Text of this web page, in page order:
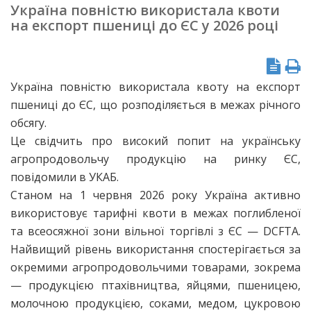
Україна повністю використала квоти
на експорт пшениці до ЄС у 2026 році
Україна повністю використала квоту на експорт
пшениці до ЄС, що розподіляється в межах річного
обсягу.
Це свідчить про високий попит на українську
агропродовольчу продукцію на ринку ЄС,
повідомили в УКАБ.
Станом на 1 червня 2026 року Україна активно
використовує тарифні квоти в межах поглибленої
та всеосяжної зони вільної торгівлі з ЄС — DCFTA.
Найвищий рівень використання спостерігається за
окремими агропродовольчими товарами, зокрема
— продукцією птахівництва, яйцями, пшеницею,
молочною продукцією, соками, медом, цукровою